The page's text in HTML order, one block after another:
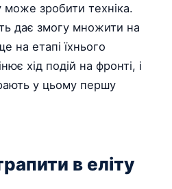
зробити техніка.
дає змогу множити на
на етапі їхнього
хід подій на фронті, і
у цьому першу
в еліту